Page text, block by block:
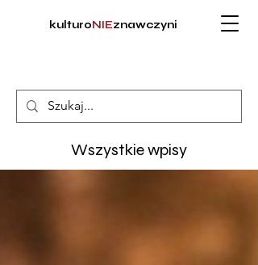
kulturoNIEznawczyni
Wszystkie wpisy